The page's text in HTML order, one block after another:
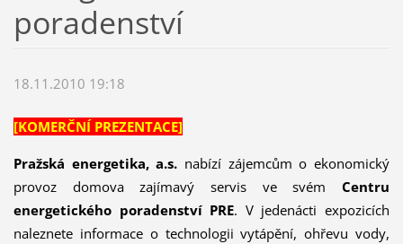
poradenství
18.11.2010 19:18
[KOMERČNÍ PREZENTACE]
Pražská energetika, a.s. nabízí zájemcům o ekonomický
provoz domova zajímavý servis ve svémCentru
energetického poradenství PRE. V jedenácti expozicích
naleznete informace o technologii vytápění, ohřevu vody,